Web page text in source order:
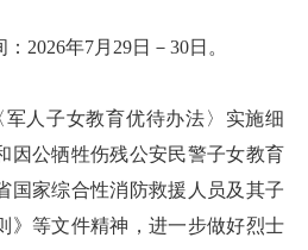
2026年7月29日－30日。
人子女教育优待办法〉实施细
因公牺牲伤残公安民警子女教育
国家综合性消防救援人员及其子
》等文件精神，进一步做好烈士